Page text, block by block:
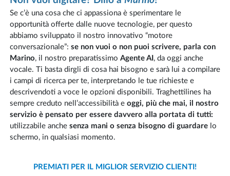
Se c’è una cosa che ci appassiona è sperimentare le
opportunità offerte dalle nuove tecnologie, per questo
abbiamo sviluppato il nostro innovativo “motore
conversazionale”: se non vuoi o non puoi scrivere, parla con
Marino, il nostro preparatissimo Agente AI , da oggi anche
vocale. Ti basta dirgli di cosa hai bisogno e sarà lui a compilare
i campi di ricerca per te, interpretando le tue richieste e
descrivendoti a voce le opzioni disponibili. Traghettilines ha
sempre creduto nell’accessibilità e oggi, più che mai, il nostro
servizio è pensato per essere davvero alla portata di tutti:
utilizzabile anche senza mani o senza bisogno di guardarelo
schermo, in qualsiasi momento.
PREMIATI PER IL MIGLIOR SERVIZIO CLIENTI!